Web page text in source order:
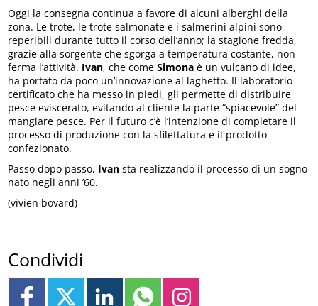
Oggi la consegna continua a favore di alcuni alberghi della
zona. Le trote, le trote salmonate e i salmerini alpini sono
reperibili durante tutto il corso dell’anno; la stagione fredda,
grazie alla sorgente che sgorga a temperatura costante, non
ferma l’attività. Ivan, che comeSimona è un vulcano di idee,
ha portato da poco un’innovazione al laghetto. Il laboratorio
certificato che ha messo in piedi, gli permette di distribuire
pesce eviscerato, evitando al cliente la parte “spiacevole” del
mangiare pesce. Per il futuro c’è l’intenzione di completare il
processo di produzione con la sfilettatura e il prodotto
confezionato.
Passo dopo passo, Ivan sta realizzando il processo di un sogno
nato negli anni ’60.
(vivien bovard)
Condividi